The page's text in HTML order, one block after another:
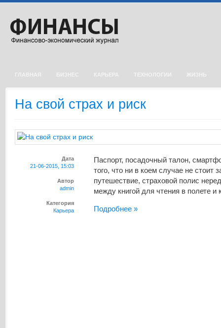
ГЛАВНАЯ БИЗНЕС КАРЬЕРА ТЕХНОЛОГИИ ЖИЗНЬ
На свой страх и риск
Дата
21-06-2015, 15:03
Автор
admin
Категория
Карьера
Паспорт, посадочный талон,
того, что ни в коем случае не стоит
путешествие, страховой полис
между книгой для чтения в полете и
Подробнее »